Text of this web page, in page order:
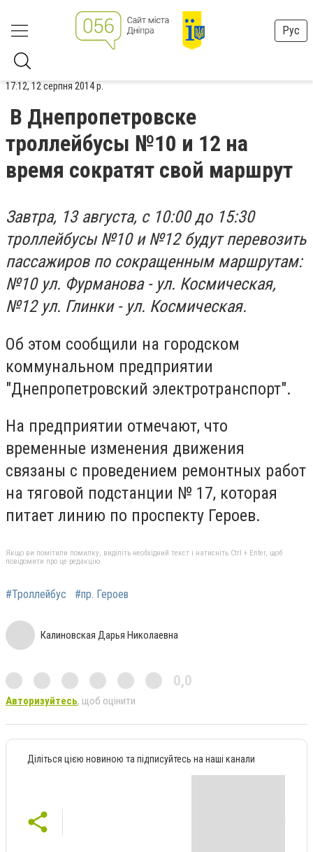
Рус
17:12, 12 серпня 2014 р.
В Днепропетровске
троллейбусы №10 и 12 на
время сократят свой маршрут
Завтра, 13 августа, с 10:00 до 15:30
троллейбусы №10 и №12 будут перевозить
пассажиров по сокращенным маршрутам:
№10 ул. Фурманова - ул. Космическая,
№12 ул. Глинки - ул. Космическая.
Об этом сообщили на городском
коммунальном предприятии
"Днепропетровский электротранспорт".
На предприятии отмечают, что
временные изменения движения
связаны с проведением ремонтных работ
на тяговой подстанции № 17, которая
питает линию по проспекту Героев.
Якщо ви помітили помилку, виділіть необхідний текст і натисніть Ctrl + Enter, щоб
повідомити про це редакцію
#Троллейбус #пр. Героев
Калиновская Дарья Николаевна
0,0
Авторизуйтесь, щоб оцінити
Діліться цією новиною та підписуйтесь на наші канали